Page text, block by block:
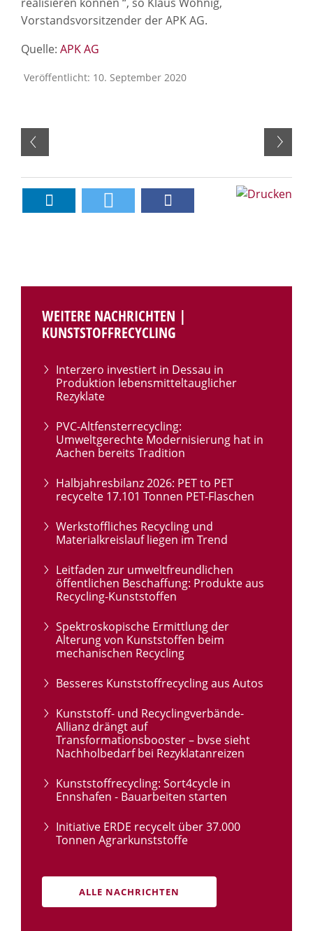
Vorstandsvorsitzender der APK AG.
Quelle: APK AG
Veröffentlicht: 10. September 2020
WEITERE NACHRICHTEN |
KUNSTSTOFFRECYCLING
Interzero investiert in Dessau in
Produktion lebensmitteltauglicher
Rezyklate
PVC-Altfensterrecycling:
Umweltgerechte Modernisierung hat in
Aachen bereits Tradition
Halbjahresbilanz 2026: PET to PET
recycelte 17.101 Tonnen PET-Flaschen
Werkstoffliches Recycling und
Materialkreislauf liegen im Trend
Leitfaden zur umweltfreundlichen
öffentlichen Beschaffung: Produkte aus
Recycling-Kunststoffen
Spektroskopische Ermittlung der
Alterung von Kunststoffen beim
mechanischen Recycling
Besseres Kunststoffrecycling aus Autos
Kunststoff- und Recyclingverbände-
Allianz drängt auf
Transformationsbooster – bvse sieht
Nachholbedarf bei Rezyklatanreizen
Kunststoffrecycling: Sort4cycle in
Ennshafen - Bauarbeiten starten
Initiative ERDE recycelt über 37.000
Tonnen Agrarkunststoffe
ALLE NACHRICHTEN